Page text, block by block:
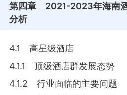
第四章 2021-2023年海南
分析
4.1 高星级酒店
4.1.1 顶级酒店群发展态势
4.1.2 行业面临的主要问题